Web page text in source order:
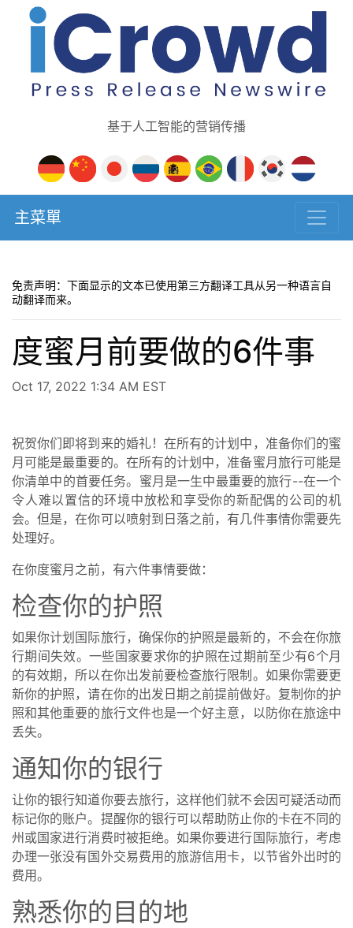
基于人工智能的营销传播
主菜單
免责声明：下面显示的文本已使用第三方翻译工具从另一种语言自
动翻译而来。
度蜜月前要做的6件事
Oct 17, 2022 1:34 AM EST
祝贺你们即将到来的婚礼！在所有的计划中，准备你们的蜜
月可能是最重要的。在所有的计划中，准备蜜月旅行可能是
你清单中的首要任务。蜜月是一生中最重要的旅行--在一个
令人难以置信的环境中放松和享受你的新配偶的公司的机
会。但是，在你可以喷射到日落之前，有几件事情你需要先
处理好。
在你度蜜月之前，有六件事情要做：
检查你的护照
如果你计划国际旅行，确保你的护照是最新的，不会在你旅
行期间失效。一些国家要求你的护照在过期前至少有6个月
的有效期，所以在你出发前要检查旅行限制。如果你需要更
新你的护照，请在你的出发日期之前提前做好。复制你的护
照和其他重要的旅行文件也是一个好主意，以防你在旅途中
丢失。
通知你的银行
让你的银行知道你要去旅行，这样他们就不会因可疑活动而
标记你的账户。提醒你的银行可以帮助防止你的卡在不同的
州或国家进行消费时被拒绝。如果你要进行国际旅行，考虑
办理一张没有国外交易费用的旅游信用卡，以节省外出时的
费用。
熟悉你的目的地